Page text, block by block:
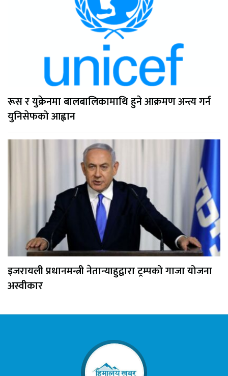
रूस र युक्रेनमा बालबालिकामाथि हुने आक्रमण अन्त्य गर्न
युनिसेफको आह्वान
इजरायली प्रधानमन्त्री नेतान्याहुद्वारा ट्रम्पको गाजा योजना
अस्वीकार